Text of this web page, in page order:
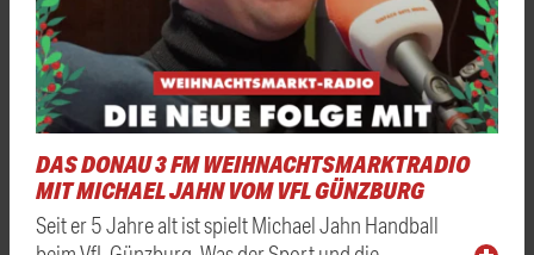
DAS DONAU 3 FM WEIHNACHTSMARKTRADIO
MIT MICHAEL JAHN VOM VFL GÜNZBURG
Seit er 5 Jahre alt ist spielt Michael Jahn Handball